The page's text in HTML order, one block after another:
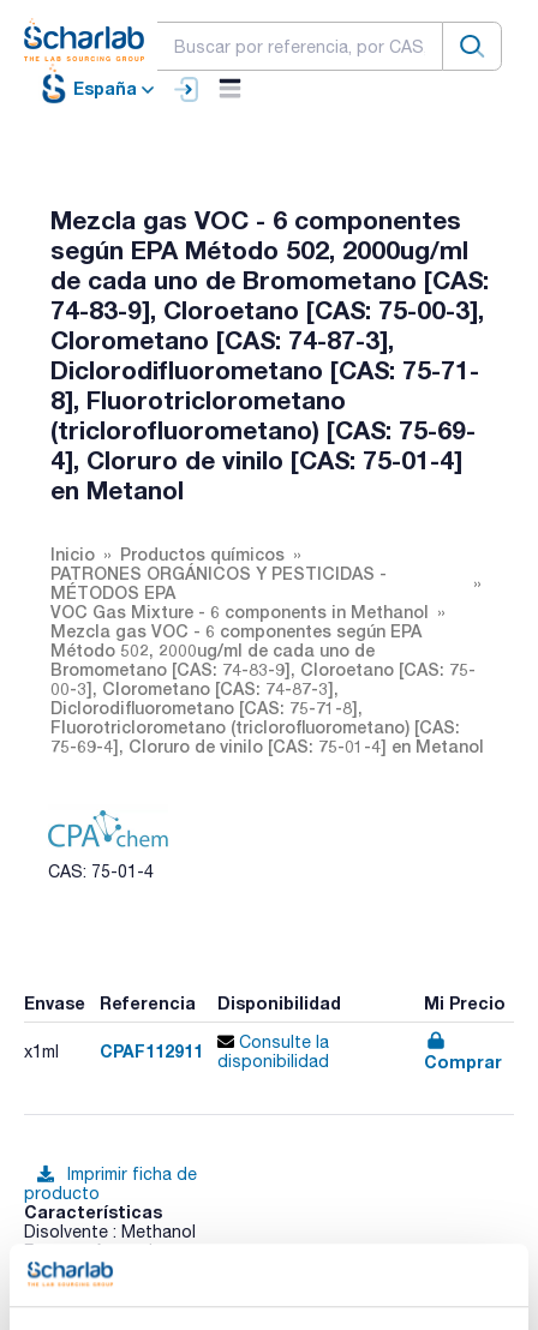
España
Mezcla gas VOC - 6 componentes
según EPA Método 502, 2000ug/ml
de cada uno de Bromometano [CAS:
74-83-9], Cloroetano [CAS: 75-00-3],
Clorometano [CAS: 74-87-3],
Diclorodifluorometano [CAS: 75-71-
8], Fluorotriclorometano
(triclorofluorometano) [CAS: 75-69-
4], Cloruro de vinilo [CAS: 75-01-4]
en Metanol
Inicio
Productos químicos
PATRONES ORGÁNICOS Y PESTICIDAS -
MÉTODOS EPA
VOC Gas Mixture - 6 components in Methanol
Mezcla gas VOC - 6 componentes según EPA
Método 502, 2000ug/ml de cada uno de
Bromometano [CAS: 74-83-9], Cloroetano [CAS: 75-
00-3], Clorometano [CAS: 74-87-3],
Diclorodifluorometano [CAS: 75-71-8],
Fluorotriclorometano (triclorofluorometano) [CAS:
75-69-4], Cloruro de vinilo [CAS: 75-01-4] en Metanol
CAS: 75-01-4
Envase Referencia Disponibilidad Mi Precio
x1ml CPAF112911
Consulte la
disponibilidad
Comprar
Imprimir ficha de
producto
Características
Disolvente : Methanol
Envase : Ampoule
Volumen : 1 mL
Method: Volatile Organic Componds in Water. EPA Method